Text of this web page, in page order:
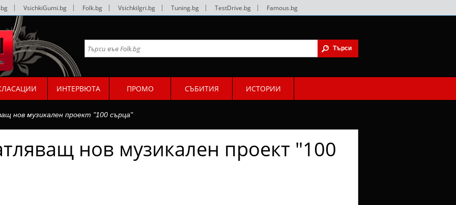
VsichkiGumi.bg Folk.bg VsichkiIgri.bg Tuning.bg TestDrive.bg Famous.bg
ИНТЕРВЮТА ПРОМО СЪБИТИЯ ИСТОРИИ
нов музикален проект "100 сърца"
нов музикален проект "100